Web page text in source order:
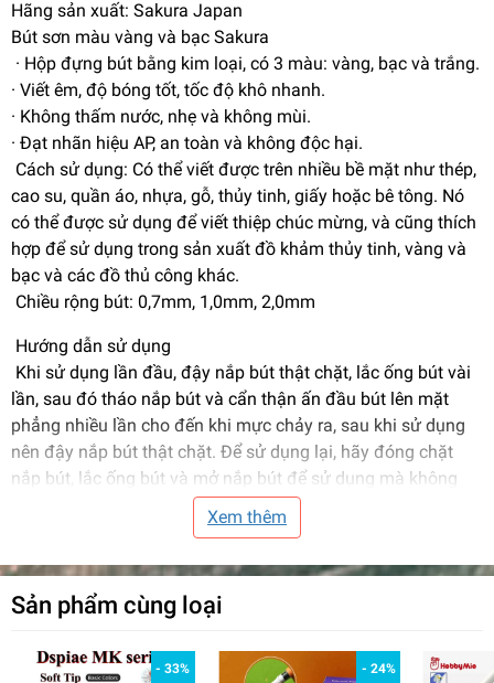
Hãng sản xuất: Sakura Japan
Bút sơn màu vàng và bạc Sakura
· Hộp đựng bút bằng kim loại, có 3 màu: vàng, bạc và trắng.
· Viết êm, độ bóng tốt, tốc độ khô nhanh.
· Không thấm nước, nhẹ và không mùi.
· Đạt nhãn hiệu AP, an toàn và không độc hại.
Cách sử dụng: Có thể viết được trên nhiều bề mặt như thép,
cao su, quần áo, nhựa, gỗ, thủy tinh, giấy hoặc bê tông. Nó
có thể được sử dụng để viết thiệp chúc mừng, và cũng thích
hợp để sử dụng trong sản xuất đồ khảm thủy tinh, vàng và
bạc và các đồ thủ công khác.
Chiều rộng bút: 0,7mm, 1,0mm, 2,0mm
Hướng dẫn sử dụng
Khi sử dụng lần đầu, đậy nắp bút thật chặt, lắc ống bút vài
lần, sau đó tháo nắp bút và cẩn thận ấn đầu bút lên mặt
phẳng nhiều lần cho đến khi mực chảy ra, sau khi sử dụng
nên đậy nắp bút thật chặt. Để sử dụng lại, hãy đóng chặt
nắp bút, lắc ống bút và mở nắp bút để sử dụng mà không
cần nhấn đầu bút. Giữ nó phẳng sau khi sử dụng.
Sakura gold and silver paint pen
· Metal pen holder, available in three colors: gold, silver and
· Smooth writing, good gloss, and fast drying speed.
Xem thêm
Sản phẩm cùng loại
- 33% - 24%